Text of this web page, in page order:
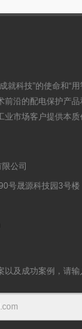
就科技”的使命和“
前沿的配电保护产
业市场客户提供本质
公司
号晟源科技园3号楼
以及成功案例，请输